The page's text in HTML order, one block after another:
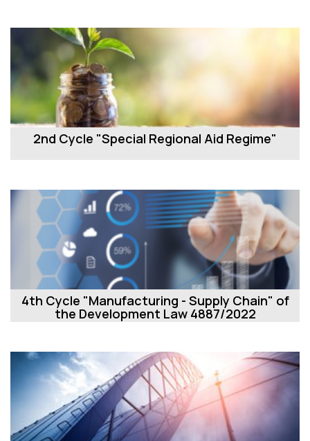
2nd Cycle "Special Regional Aid Regime"
4th Cycle "Manufacturing - Supply Chain" of
the Development Law 4887/2022